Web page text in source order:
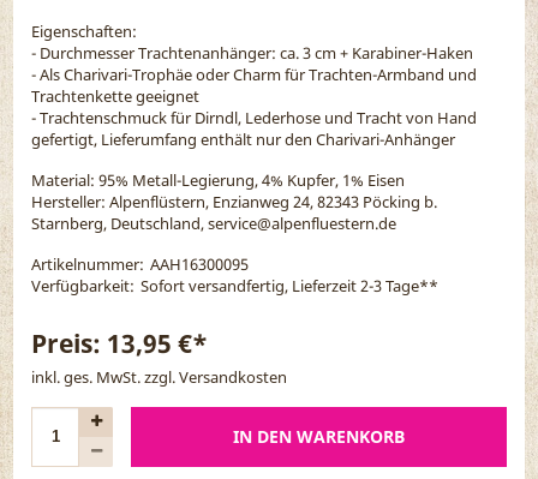
Eigenschaften:
- Durchmesser Trachtenanhänger: ca. 3 cm + Karabiner-Haken
- Als Charivari-Trophäe oder Charm für Trachten-Armband und
Trachtenkette geeignet
- Trachtenschmuck für Dirndl, Lederhose und Tracht von Hand
gefertigt, Lieferumfang enthält nur den Charivari-Anhänger
Material: 95% Metall-Legierung, 4% Kupfer, 1% Eisen
Hersteller: Alpenflüstern, Enzianweg 24, 82343 Pöcking b.
Starnberg, Deutschland, service@alpenfluestern.de
Artikelnummer: AAH16300095
Verfügbarkeit: Sofort versandfertig, Lieferzeit 2-3 Tage**
Preis: 13,95 €*
inkl. ges. MwSt. zzgl.Versandkosten
IN DEN WARENKORB